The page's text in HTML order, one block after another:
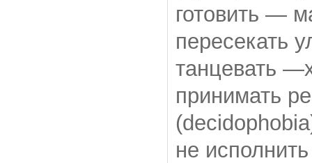
готовить —
пересекать
танцевать
принимать
не